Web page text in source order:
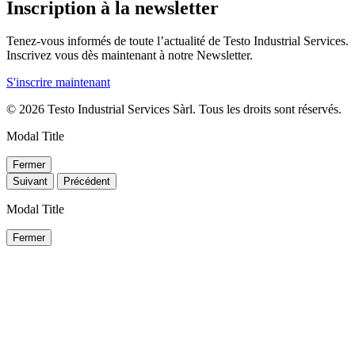
Inscription à la newsletter
Tenez-vous informés de toute l’actualité de Testo Industrial Services.
Inscrivez vous dès maintenant à notre Newsletter.
S'inscrire maintenant
© 2026 Testo Industrial Services Sàrl. Tous les droits sont réservés.
Modal Title
Fermer
Suivant
Précédent
Modal Title
Fermer